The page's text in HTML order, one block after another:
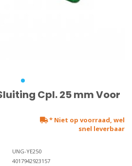
Cpl. 25 mm Voor
* Niet op voorraad, wel
snel leverbaar
UNG-YE250
4017942923157